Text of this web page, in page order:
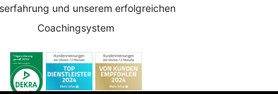
und unserem erfolgreichen
Coachingsystem